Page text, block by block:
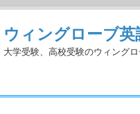
ウィングローブ
大学受験、高校受験のウィング